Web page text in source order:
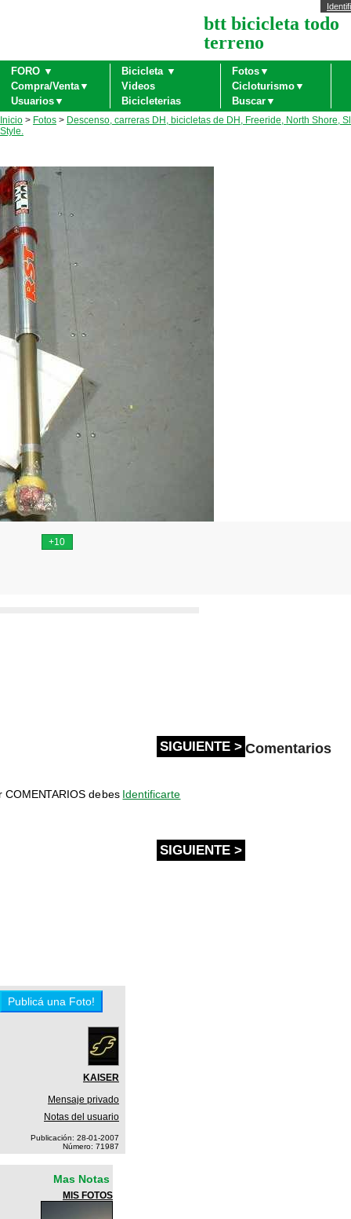
btt bicicleta todo
terreno
FORO ▼ Bicicleta ▼
Fotos▼
Compra/Venta▼
Videos
Cicloturismo▼
Usuarios▼
Bicicleterias Buscar▼
Inicio > Fotos > Descenso, carreras DH, bicicletas de DH, Freeride, North Shore,
Style.
SIGUIENTE > Comentarios
COMENTARIOS debes Identificarte
SIGUIENTE >
KAISER
Mensaje privado
Notas del usuario
Publicación: 28-01-2007
Número: 71987
Mas Notas
MIS FOTOS